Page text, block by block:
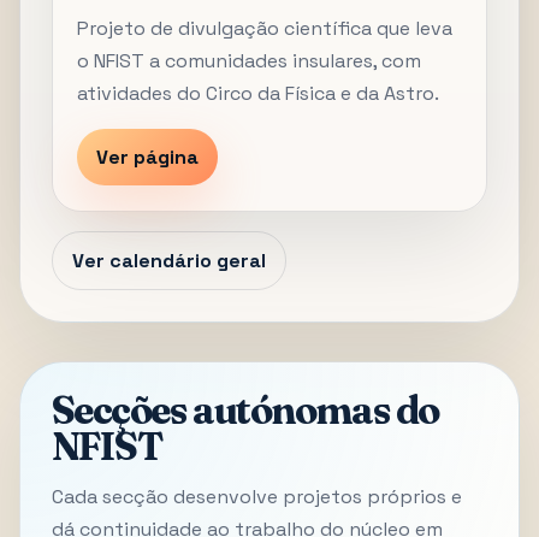
Projeto de divulgação científica que leva
o NFIST a comunidades insulares, com
atividades do Circo da Física e da Astro.
Ver página
Ver calendário geral
Secções autónomas do
NFIST
Cada secção desenvolve projetos próprios e
dá continuidade ao trabalho do núcleo em